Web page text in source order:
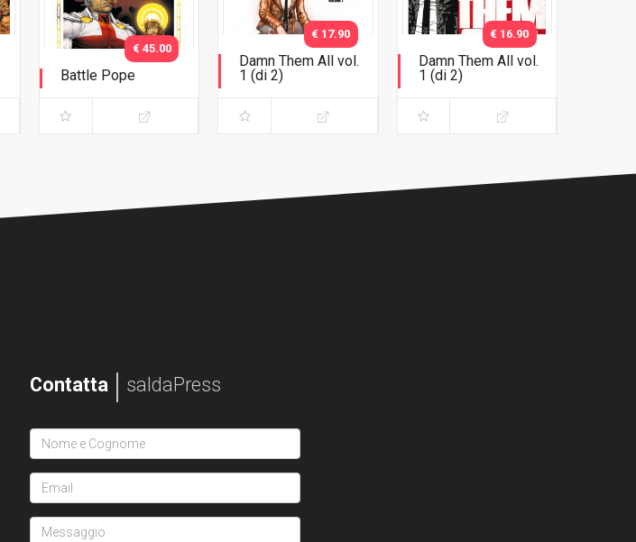
Battle Pope
Collezione
€ 45.00
Damn Them All vol.
1 (di 2)
€ 17.90
Damn Them All vol.
1 (di 2)
€ 16.90
Contatta saldaPress